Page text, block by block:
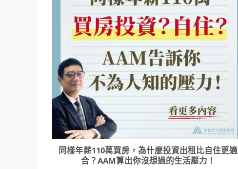
同樣年薪110萬買房，為什麼投資出租比自住更適
合？AAM算出你沒想過的生活壓力！